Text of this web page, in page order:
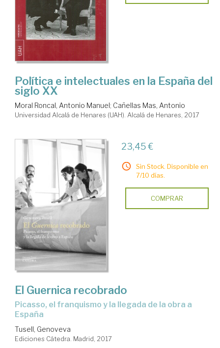
Política e intelectuales en la España del
siglo XX
Moral Roncal, Antonio Manuel; Cañellas Mas, Antonio
Universidad Alcalá de Henares (UAH). Alcalá de Henares, 2017
23,45 €
Sin Stock. Disponible en
7/10 días.
COMPRAR
El Guernica recobrado
Picasso, el franquismo y la llegada de la obra a
España
Tusell, Genoveva
Ediciones Cátedra. Madrid, 2017